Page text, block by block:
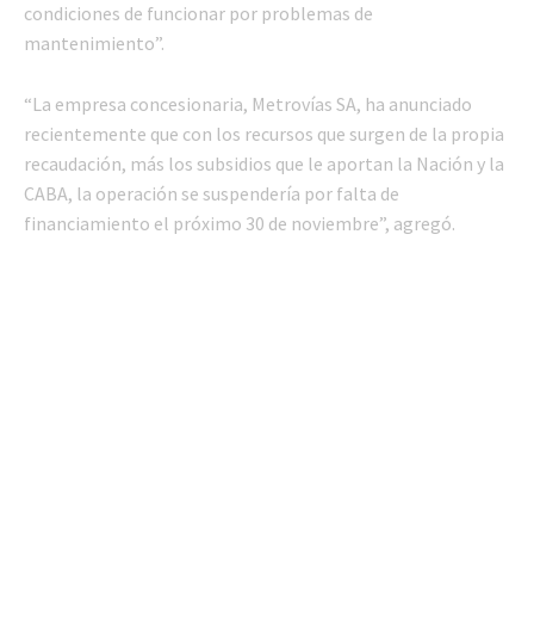
condiciones de funcionar por problemas de
mantenimiento”.
“La empresa concesionaria, Metrovías SA, ha anunciado
recientemente que con los recursos que surgen de la propia
recaudación, más los subsidios que le aportan la Nación y la
CABA, la operación se suspendería por falta de
financiamiento el próximo 30 de noviembre”, agregó.